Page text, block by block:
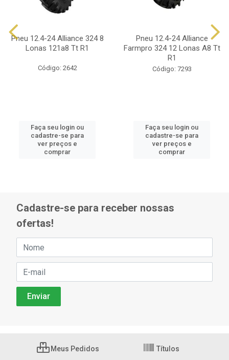
Pneu 12.4-24 Alliance 324 8
Lonas 121a8 Tt R1
Código: 2642
Faça seu login ou
cadastre-se para
ver preços e
comprar
Pneu 12.4-24 Alliance
Farmpro 324 12 Lonas A8 Tt
R1
Código: 7293
Faça seu login ou
cadastre-se para
ver preços e
comprar
Cadastre-se para receber nossas
ofertas!
Meus Pedidos Títulos